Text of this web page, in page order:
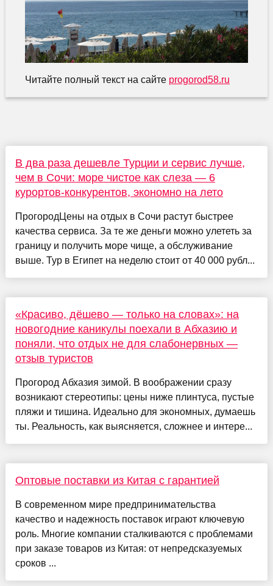
Читайте полный текст на сайте progorod58.ru
В два раза дешевле Турции и сервис лучше,
чем в Сочи: море чистое как слеза — 6
курортов-конкурентов, экономно на лето
ПрогородЦены на отдых в Сочи растут быстрее
качества сервиса. За те же деньги можно улететь за
границу и получить море чище, а обслуживание
выше. Тур в Египет на неделю стоит от 40 000 рубл...
«Красиво, дёшево — только на словах»: на
новогодние каникулы поехали в Абхазию и
поняли, что отдых не для слабонервных —
отзыв туристов
Прогород Абхазия зимой. В воображении сразу
возникают стереотипы: цены ниже плинтуса, пустые
пляжи и тишина. Идеально для экономных, думаешь
ты. Реальность, как выясняется, сложнее и интере...
Оптовые поставки из Китая с гарантией
В современном мире предпринимательства
качество и надежность поставок играют ключевую
роль. Многие компании сталкиваются с проблемами
при заказе товаров из Китая: от непредсказуемых
сроков ...